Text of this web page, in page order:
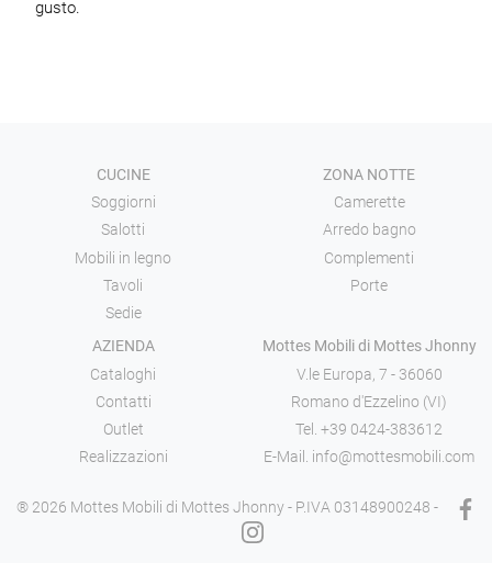
gusto.
CUCINE
Soggiorni
Salotti
Mobili in legno
Tavoli
Sedie
ZONA NOTTE
Camerette
Arredo bagno
Complementi
Porte
AZIENDA
Cataloghi
Contatti
Outlet
Realizzazioni
Mottes Mobili di Mottes Jhonny
V.le Europa, 7 - 36060
Romano d'Ezzelino (VI)
Tel. +39 0424-383612
E-Mail. info@mottesmobili.com
® 2026 Mottes Mobili di Mottes Jhonny - P.IVA 03148900248 -